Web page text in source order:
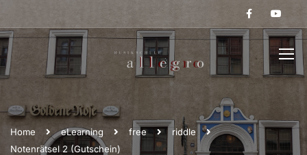
Home eLearning free
riddle
Notenrätsel 2 (Gutschein)